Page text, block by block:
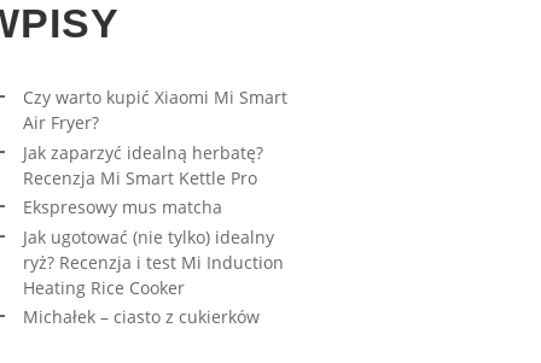
MUS MATCHA
– WYJĄTKOWA
KTÓRĄ MUSICIE
17/08/2019
Czy warto kupić Xiaomi Mi Smart
Air Fryer?
Jak zaparzyć idealną herbatę?
Recenzja Mi Smart Kettle Pro
Ekspresowy mus matcha
Jak ugotować (nie tylko) idealny
ryż? Recenzja i test Mi Induction
Heating Rice Cooker
Michałek – ciasto z cukierków